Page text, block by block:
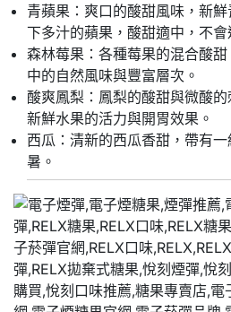
青蘋果：爽口的酸甜風味，新
下多汁的蘋果，酸甜適中，不會
森林莓果：各種莓果的混合酸
中的自然風味與豐富層次。
酸爽鳳梨：鳳梨的酸甜與微酸
新鮮水果的活力與開胃效果。
西瓜：清新的西瓜香甜，帶有
暑。